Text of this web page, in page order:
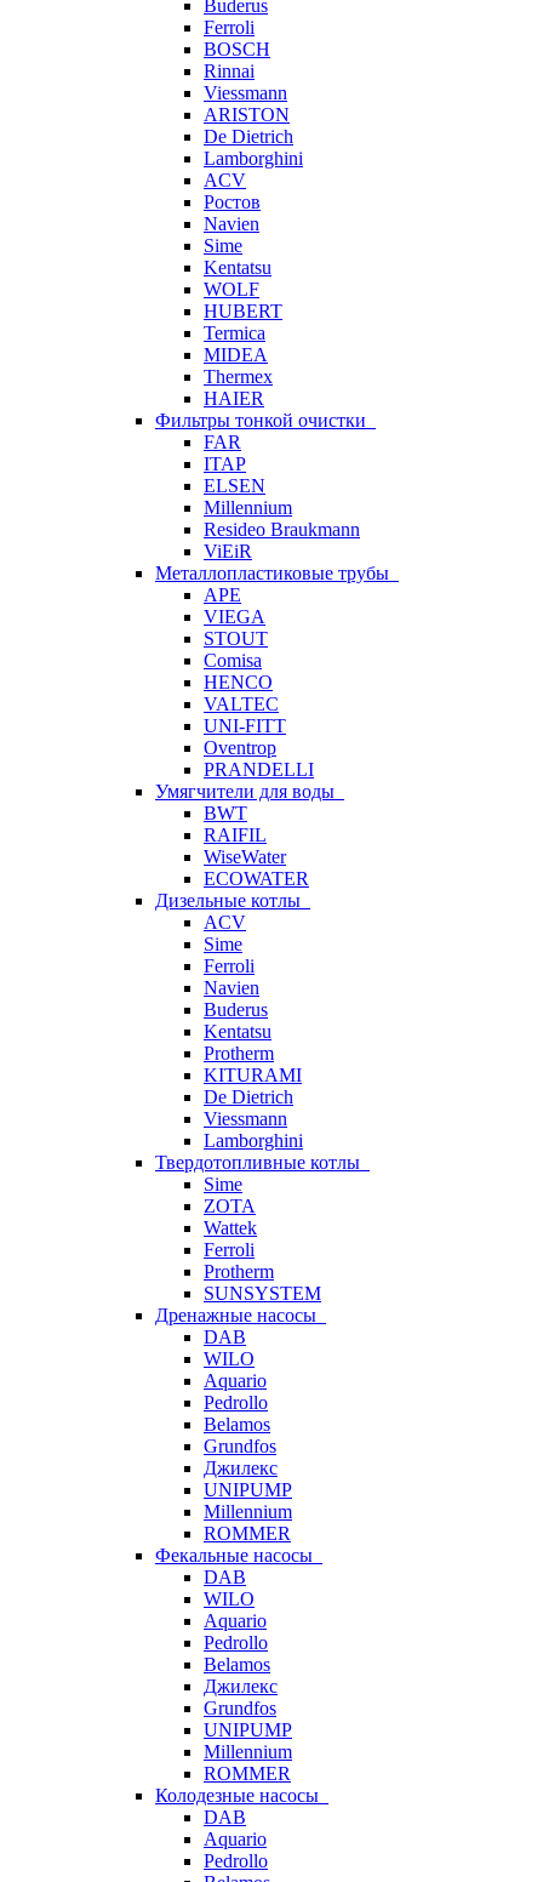
Buderus
Ferroli
BOSCH
Rinnai
Viessmann
ARISTON
De Dietrich
Lamborghini
ACV
Ростов
Navien
Sime
Kentatsu
WOLF
HUBERT
Termica
MIDEA
Thermex
HAIER
Фильтры тонкой очистки
FAR
ITAP
ELSEN
Millennium
Resideo Braukmann
ViEiR
Металлопластиковые трубы
APE
VIEGA
STOUT
Comisa
HENCO
VALTEC
UNI-FITT
Oventrop
PRANDELLI
Умягчители для воды
BWT
RAIFIL
WiseWater
ECOWATER
Дизельные котлы
ACV
Sime
Ferroli
Navien
Buderus
Kentatsu
Protherm
KITURAMI
De Dietrich
Viessmann
Lamborghini
Твердотопливные котлы
Sime
ZOTA
Wattek
Ferroli
Protherm
SUNSYSTEM
Дренажные насосы
DAB
WILO
Aquario
Pedrollo
Belamos
Grundfos
Джилекс
UNIPUMP
Millennium
ROMMER
Фекальные насосы
DAB
WILO
Aquario
Pedrollo
Belamos
Джилекс
Grundfos
UNIPUMP
Millennium
ROMMER
Колодезные насосы
DAB
Aquario
Pedrollo